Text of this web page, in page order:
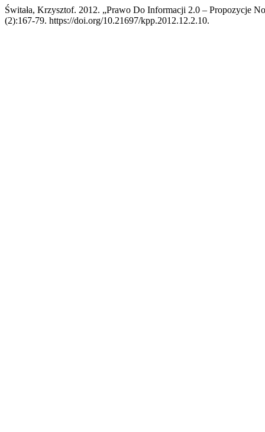
Świtała, Krzysztof. 2012. „Prawo Do Informacji 2.0 – Propozycje
(2):167-79. https://doi.org/10.21697/kpp.2012.12.2.10.